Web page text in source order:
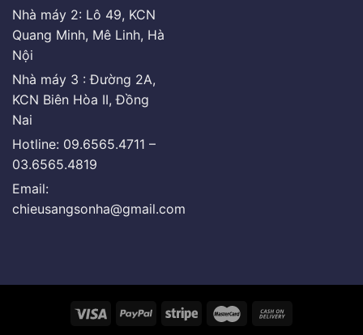
Nhà máy 2: Lô 49, KCN
Quang Minh, Mê Linh, Hà
Nội
Nhà máy 3 : Đường 2A,
KCN Biên Hòa II, Đồng
Nai
Hotline: 09.6565.4711 –
03.6565.4819
Email:
chieusangsonha@gmail.com